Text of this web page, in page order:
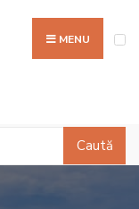
MENU
Caută